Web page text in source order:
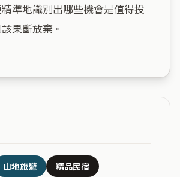
準地識別出哪些機會是值得投
果斷放棄。
山地旅遊
精品民宿